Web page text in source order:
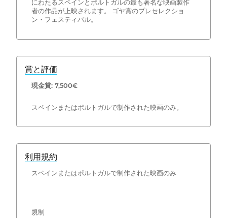
にわたるスペインとポルトガルの最も著名な映画製作
者の作品が上映されます。 ゴヤ賞のプレセレクショ
ン・フェスティバル。
賞と評価
現金賞: 7,500€
スペインまたはポルトガルで制作された映画のみ。
利用規約
スペインまたはポルトガルで制作された映画のみ
規制